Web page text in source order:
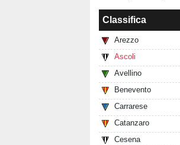
Classifica
Arezzo
Ascoli
Avellino
Benevento
Carrarese
Catanzaro
Cesena